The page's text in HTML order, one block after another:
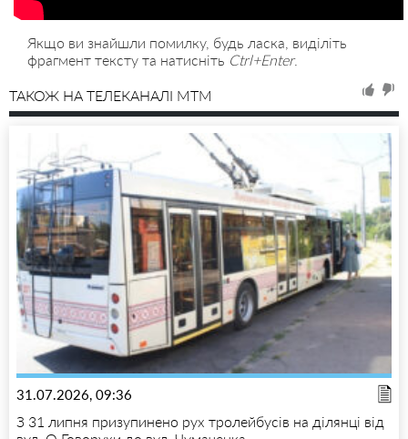
Якщо ви знайшли помилку, будь ласка, виділіть
фрагмент тексту та натисніть Ctrl+Enter.
ТАКОЖ НА ТЕЛЕКАНАЛІ MTM
31.07.2026, 09:36
З 31 липня призупинено рух тролейбусів на ділянці від